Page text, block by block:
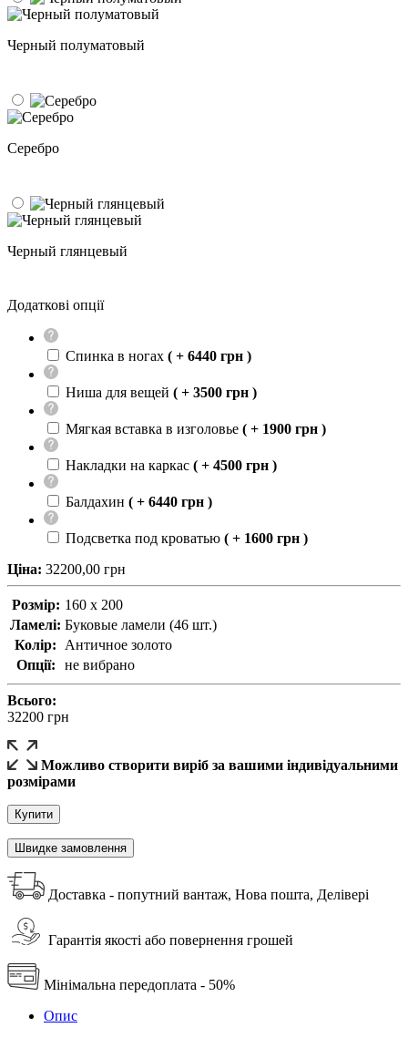
Черный полуматовый
Серебро
Черный глянцевый
Додаткові опції
Спинка в ногах ( + 6440 грн )
Ниша для вещей ( + 3500 грн )
Мягкая вставка в изголовье ( + 1900 грн )
Накладки на каркас ( + 4500 грн )
Балдахин ( + 6440 грн )
Подсветка под кроватью ( + 1600 грн )
Ціна: 32200,00 грн
Розмір: 160 x 200
Ламелі: Буковые ламели (46 шт.)
Колір:
Античное золото
Опції:
не вибрано
Всього:
32200 грн
Можливо створити виріб за вашими індивідуальними
розмірами
Купити
Швидке замовлення
Доставка - попутний вантаж, Нова пошта, Делівері
Гарантія якості або повернення грошей
Мінімальна передоплата - 50%
Опис